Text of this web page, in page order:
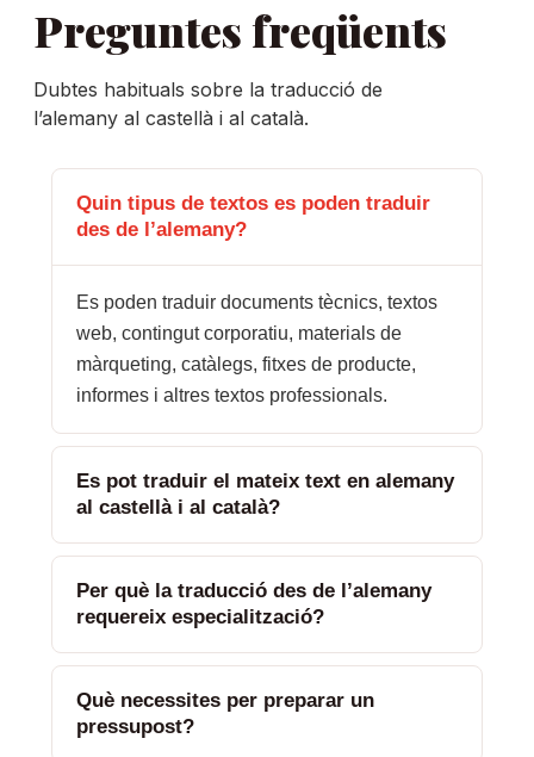
Preguntes freqüents
Dubtes habituals sobre la traducció de
l’alemany al castellà i al català.
Quin tipus de textos es poden traduir
des de l’alemany?
Es poden traduir documents tècnics, textos
web, contingut corporatiu, materials de
màrqueting, catàlegs, fitxes de producte,
informes i altres textos professionals.
Es pot traduir el mateix text en alemany
al castellà i al català?
Per què la traducció des de l’alemany
requereix especialització?
Què necessites per preparar un
pressupost?